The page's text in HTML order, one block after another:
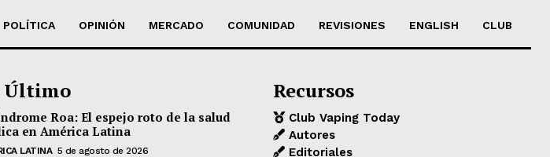
POLÍTICA OPINIÓN MERCADO COMUNIDAD REVISIONES ENGLISH CLUB
Último
Roa: El espejo roto de la salud
en América Latina
LATINA 5 de agosto de 2026
Recursos
Club Vaping Today
Autores
Editoriales